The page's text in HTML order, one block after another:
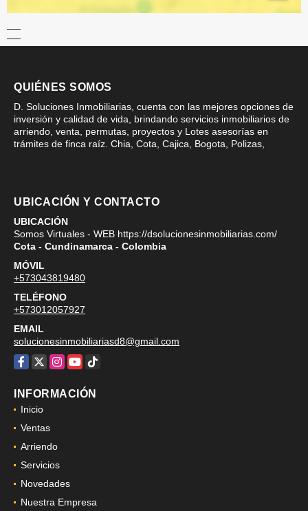
QUIÉNES SOMOS
D. Soluciones Inmobiliarias, cuenta con las mejores opciones de
inversión y calidad de vida, brindando servicios inmobiliarios de
arriendo, venta, permutas, proyectos y Lotes asesorías en
trámites de finca raíz. Chia, Cota, Cajica, Bogota, Polizas,
UBICACIÓN Y CONTACTO
UBICACIÓN
Somos Virtuales - WEB https://dsolucionesinmobiliarias.com/
Cota - Cundinamarca - Colombia
MÓVIL
+573043819480
TELÉFONO
+573012057927
EMAIL
solucionesinmobiliariasd8@gmail.com
Facebook
X Instagram
YouTube
TikTok
INFORMACIÓN
Inicio
Ventas
Arriendo
Servicios
Novedades
Nuestra Empresa